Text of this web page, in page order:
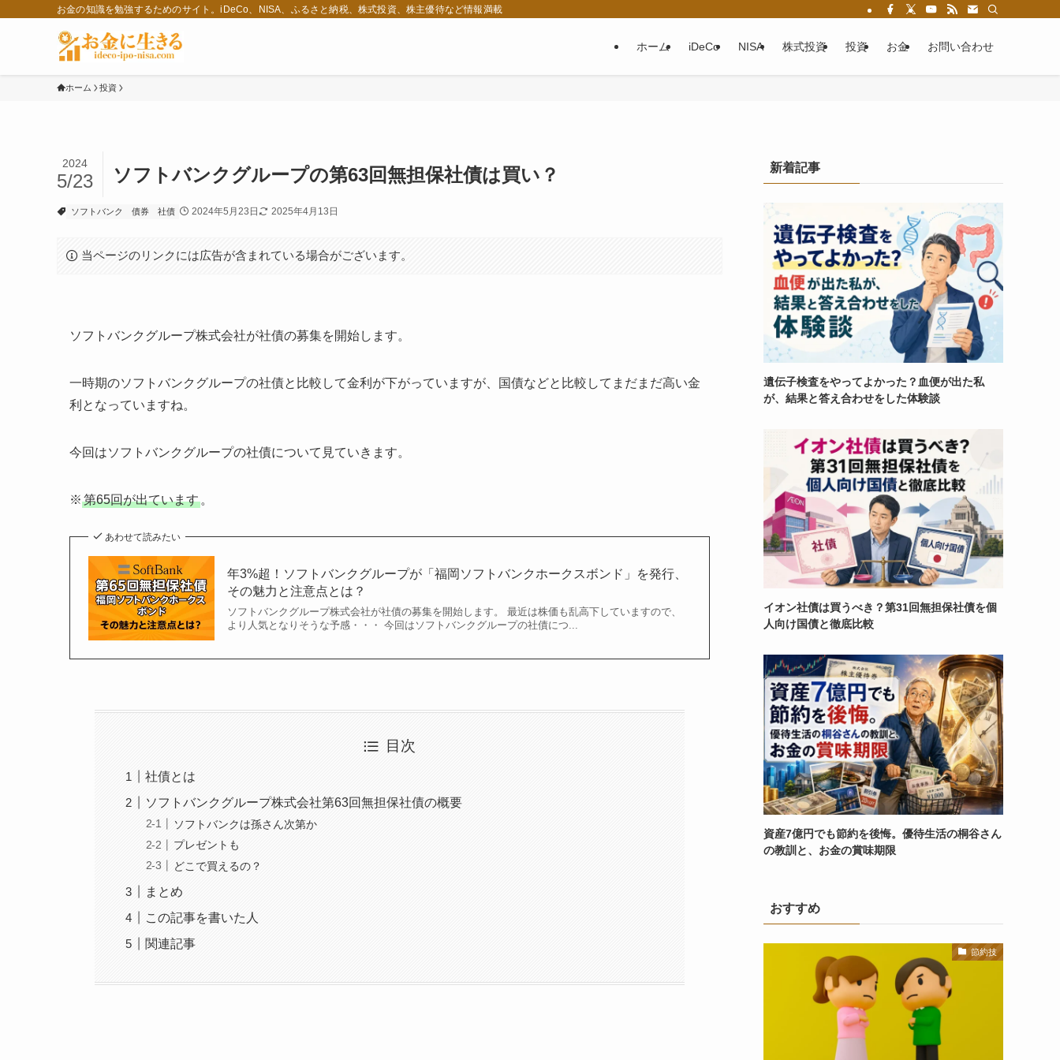
お金の知識を勉強するためのサイト。iDeCo、NISA、ふるさと納税、株式投資、株主優待など情報満載
ホーム iDeCo NISA 株式投資 投資 お金 お問い合わせ
ホーム 投資
ソフトバンクグループの第63回無担保社債は買い？
2024
5/23
ソフトバンク 債券 社債 2024年5月23日 2025年4月13日
当ページのリンクには広告が含まれている場合がございます。
ソフトバンクグループ株式会社が社債の募集を開始します。
一時期のソフトバンクグループの社債と比較して金利が下がっていますが、国債などと比較してまだまだ高い金
利となっていますね。
今回はソフトバンクグループの社債について見ていきます。
※ 第65回が出ています 。
あわせて読みたい
年3%超！ソフトバンクグループが「福岡ソフトバンクホークスボンド」を発行、
その魅力と注意点とは？
ソフトバンクグループ株式会社が社債の募集を開始します。 最近は株価も乱高下していますので、
より人気となりそうな予感・・・ 今回はソフトバンクグループの社債につ...
目次
社債とは
ソフトバンクグループ株式会社第63回無担保社債の概要
ソフトバンクは孫さん次第か
プレゼントも
どこで買えるの？
まとめ
この記事を書いた人
関連記事
新着記事
遺伝子検査をやってよかった？血便が出た私
が、結果と答え合わせをした体験談
イオン社債は買うべき？第31回無担保社債を個
人向け国債と徹底比較
資産7億円でも節約を後悔。優待生活の桐谷さん
の教訓と、お金の賞味期限
おすすめ
節約技